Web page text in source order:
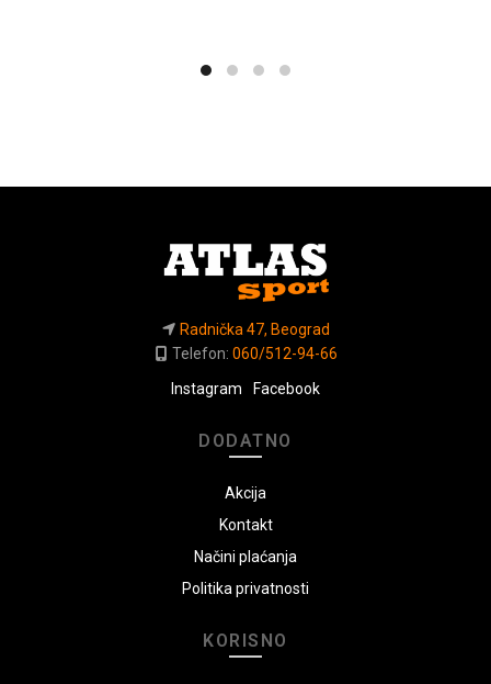
Radnička 47, Beograd
Telefon: 060/512-94-66
Instagram
Facebook
DODATNO
Akcija
Kontakt
Načini plaćanja
Politika privatnosti
KORISNO